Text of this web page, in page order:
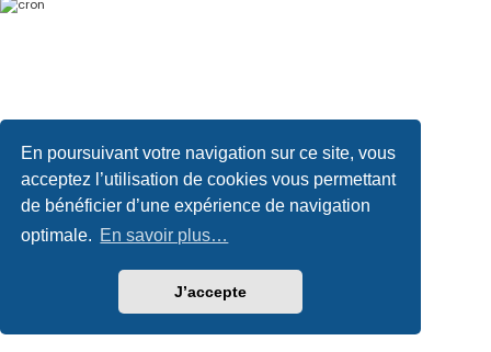
En poursuivant votre navigation sur ce site, vous
acceptez l’utilisation de cookies vous permettant
de bénéficier d’une expérience de navigation
optimale. En savoir plus…
J’accepte